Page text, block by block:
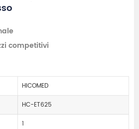
competitivi
HICOMED
HC-ET625
1